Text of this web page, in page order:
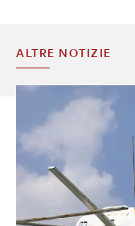
ALTRE NOTIZIE